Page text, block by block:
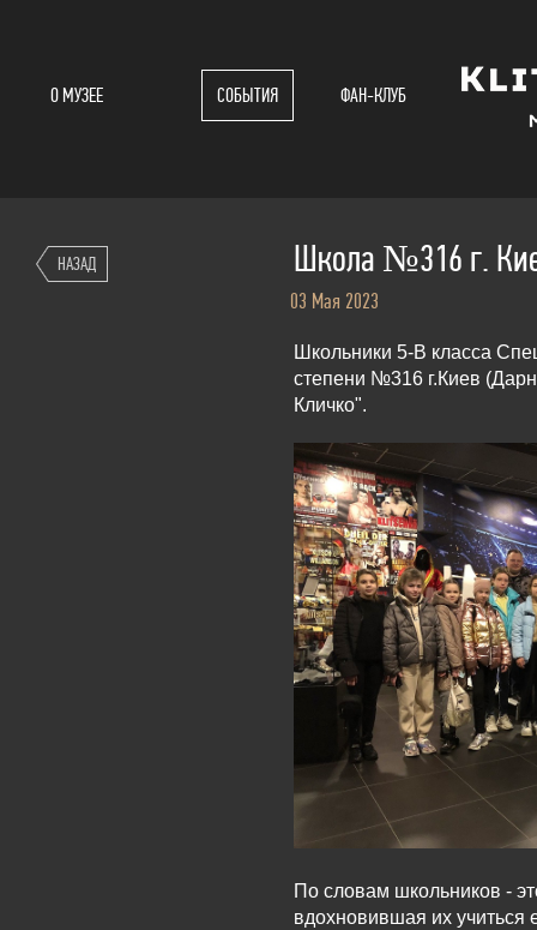
О МУЗЕЕ СОБЫТИЯ ФАН-КЛУБ
НАЗАД Школа №316 г.
03 Мая 2023
Школьники 5-В класса
степени №316 г.Киев
Кличко".
По словам школьников -
вдохновившая их учиться